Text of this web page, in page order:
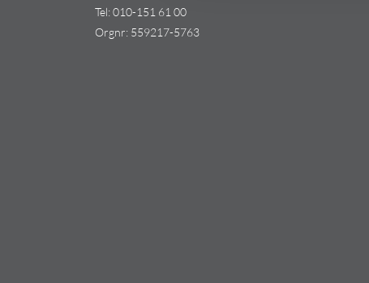
Tel:010-151 61 00
Orgnr: 559217-5763